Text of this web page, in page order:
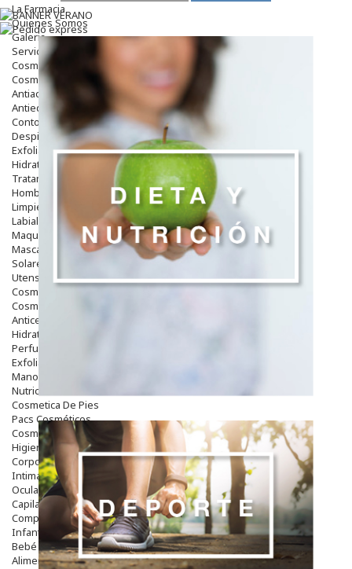
La Farmacia
Quienes Somos
Galeria
Servicios
Cosmética
Cosmética Facial
Antiacné
Antiedad
Contorno De Ojos
Despigmentantes
Exfoliantes
Hidratantes
Tratamientos De Noche
Hombre
Limpieza
Labiales
Maquillajes Y Color
Mascarillas
Solares
Utensilios
Cosmética Capilar
Cosmética Corporal
Anticelulíticos
Hidratantes Corporales
Perfumes Y Colonias
Exfoliantes Corporales
Manos Y Uñas
Nutricosmética
Cosmetica De Pies
Pacs Cosméticos
Cosmetica Facial Piel Sensible
Higiene
Corporal
Intima
Ocular
Capilar
Complementos
Infantil
Bebé
Alimentación Y Complementos